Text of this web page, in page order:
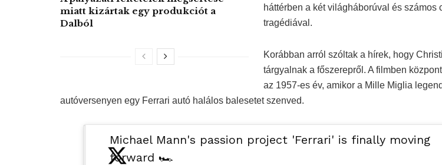
miatt kizártak egy produkciót a
Dalból
háttérben a két világháborúval és számos
tragédiával.
Korábban arról szóltak a hírek, hogy
tárgyalnak a főszerepről. A filmben
az 1957-es év, amikor a Mille Miglia
autóversenyen egy Ferrari autó halálos balesetet szenved.
Michael Mann's passion project 'Ferrari' is finally moving
forward 🏎